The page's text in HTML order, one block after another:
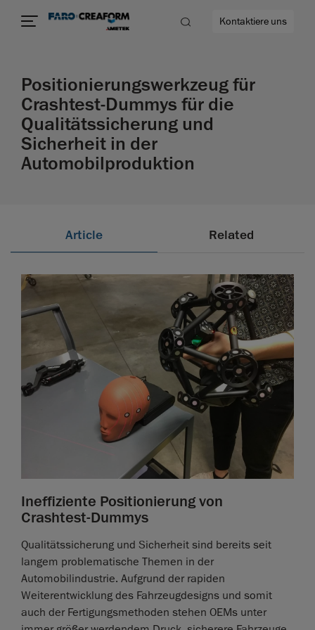
Kontaktiere uns
Positionierungswerkzeug für
Crashtest-Dummys für die
Qualitätssicherung und
Sicherheit in der
Automobilproduktion
Article Related
Ineffiziente Positionierung von
Crashtest-Dummys
Qualitätssicherung und Sicherheit sind bereits seit
langem problematische Themen in der
Automobilindustrie. Aufgrund der rapiden
Weiterentwicklung des Fahrzeugdesigns und somit
auch der Fertigungsmethoden stehen OEMs unter